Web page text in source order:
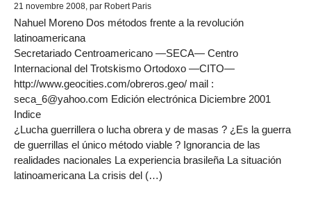
21 novembre 2008, par Robert Paris
Nahuel Moreno Dos métodos frente a la revolución
latinoamericana
Secretariado Centroamericano —SECA— Centro
Internacional del Trotskismo Ortodoxo —CITO—
http://www.geocities.com/obreros.geo/ mail :
seca_6@yahoo.com Edición electrónica Diciembre 2001
Indice
¿Lucha guerrillera o lucha obrera y de masas ? ¿Es la guerra
de guerrillas el único método viable ? Ignorancia de las
realidades nacionales La experiencia brasileña La situación
latinoamericana La crisis del (…)